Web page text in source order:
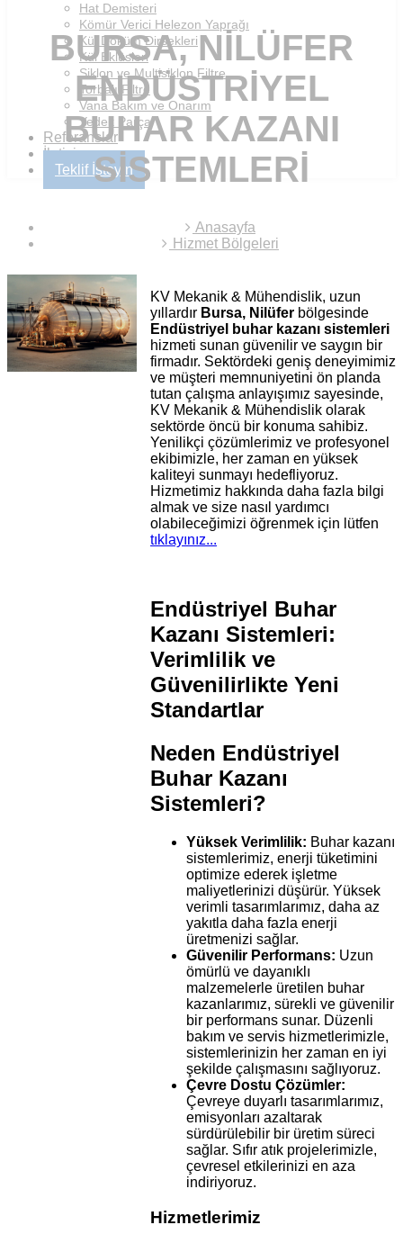
Hat Demisteri
Kömür Verici Helezon Yaprağı
Kül Döküm Dirsekleri
Kül Eklüsleri
Siklon ve Multisiklon Filtre
Torbalı Filtre
Vana Bakım ve Onarım
Yedek Parça
Referanslar
İletişim
Teklif İsteyin
BURSA, NILÜFER
ENDÜSTRIYEL
BUHAR KAZANI
SISTEMLERI
Anasayfa
Hizmet Bölgeleri
KV Mekanik & Mühendislik, uzun
yıllardır Bursa, Nilüfer bölgesinde
Endüstriyel buhar kazanı sistemleri
hizmeti sunan güvenilir ve saygın bir
firmadır. Sektördeki geniş deneyimimiz
ve müşteri memnuniyetini ön planda
tutan çalışma anlayışımız sayesinde,
KV Mekanik & Mühendislik olarak
sektörde öncü bir konuma sahibiz.
Yenilikçi çözümlerimiz ve profesyonel
ekibimizle, her zaman en yüksek
kaliteyi sunmayı hedefliyoruz.
Hizmetimiz hakkında daha fazla bilgi
almak ve size nasıl yardımcı
olabileceğimizi öğrenmek için lütfen
tıklayınız...
Endüstriyel Buhar
Kazanı Sistemleri:
Verimlilik ve
Güvenilirlikte Yeni
Standartlar
Neden Endüstriyel
Buhar Kazanı
Sistemleri?
Yüksek Verimlilik: Buhar kazanı
sistemlerimiz, enerji tüketimini
optimize ederek işletme
maliyetlerinizi düşürür. Yüksek
verimli tasarımlarımız, daha az
yakıtla daha fazla enerji
üretmenizi sağlar.
Güvenilir Performans: Uzun
ömürlü ve dayanıklı
malzemelerle üretilen buhar
kazanlarımız, sürekli ve güvenilir
bir performans sunar. Düzenli
bakım ve servis hizmetlerimizle,
sistemlerinizin her zaman en iyi
şekilde çalışmasını sağlıyoruz.
Çevre Dostu Çözümler:
Çevreye duyarlı tasarımlarımız,
emisyonları azaltarak
sürdürülebilir bir üretim süreci
sağlar. Sıfır atık projelerimizle,
çevresel etkilerinizi en aza
indiriyoruz.
Hizmetlerimiz